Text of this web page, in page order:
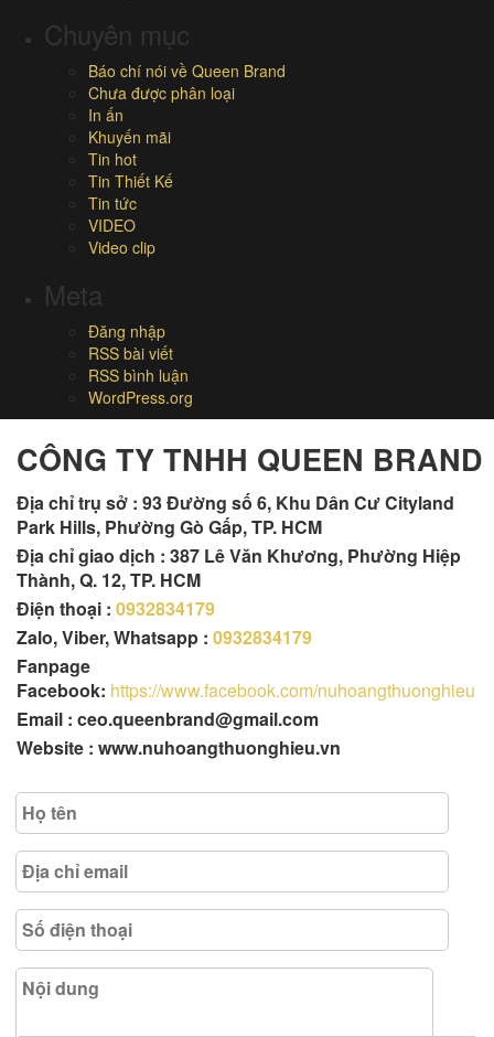
Chuyên mục
Báo chí nói về Queen Brand
Chưa được phân loại
In ấn
Khuyến mãi
Tin hot
Tin Thiết Kế
Tin tức
VIDEO
Video clip
Meta
Đăng nhập
RSS bài viết
RSS bình luận
WordPress.org
CÔNG TY TNHH QUEEN BRAND
Địa chỉ trụ sở : 93 Đường số 6, Khu Dân Cư Cityland
Park Hills, Phường Gò Gấp, TP. HCM
Địa chỉ giao dịch : 387 Lê Văn Khương, Phường Hiệp
Thành, Q. 12, TP. HCM
Điện thoại : 0932834179
Zalo, Viber, Whatsapp : 0932834179
Fanpage
Facebook: https://www.facebook.com/nuhoangthuonghieu
Email : ceo.queenbrand@gmail.com
Website : www.nuhoangthuonghieu.vn